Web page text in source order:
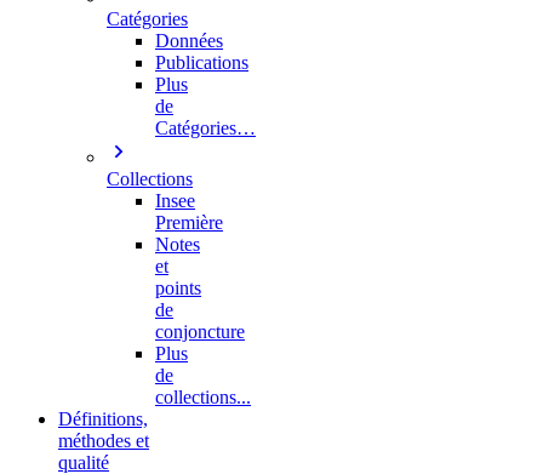
Catégories
Données
Publications
Plus
de
Catégories…
Collections
Insee
Première
Notes
et
points
de
conjoncture
Plus
de
collections...
Définitions,
méthodes et
qualité